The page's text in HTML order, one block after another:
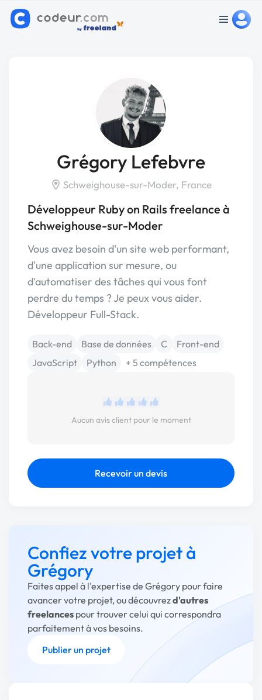
Grégory Lefebvre
Schweighouse-sur-Moder, France
Développeur Ruby on Rails freelance à
Schweighouse-sur-Moder
Vous avez besoin d'un site web performant,
d'une application sur mesure, ou
d'automatiser des tâches qui vous font
perdre du temps ? Je peux vous aider.
Développeur Full-Stack.
Back-end Base de données C
Front-end
JavaScript
Python + 5 compétences
Aucun avis client pour le moment
Recevoir un devis
Confiez votre projet à
Grégory
Faites appel à l'expertise de Grégory pour faire
avancer votre projet, ou découvrezd'autres
freelances pour trouver celui qui correspondra
parfaitement à vos besoins.
Publier un projet